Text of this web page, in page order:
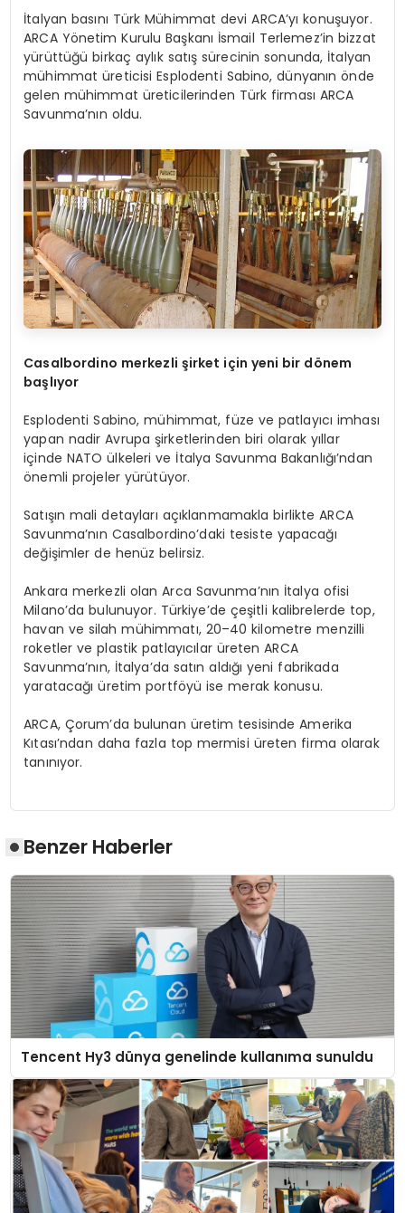
İtalyan basını Türk Mühimmat devi ARCA’yı konuşuyor.
ARCA Yönetim Kurulu Başkanı İsmail Terlemez’in bizzat
yürüttüğü birkaç aylık satış sürecinin sonunda, İtalyan
mühimmat üreticisi Esplodenti Sabino, dünyanın önde
gelen mühimmat üreticilerinden Türk firması ARCA
Savunma’nın oldu.
Casalbordino merkezli şirket için yeni bir dönem
başlıyor
Esplodenti Sabino, mühimmat, füze ve patlayıcı imhası
yapan nadir Avrupa şirketlerinden biri olarak yıllar
içinde NATO ülkeleri ve İtalya Savunma Bakanlığı’ndan
önemli projeler yürütüyor.
Satışın mali detayları açıklanmamakla birlikte ARCA
Savunma’nın Casalbordino’daki tesiste yapacağı
değişimler de henüz belirsiz.
Ankara merkezli olan Arca Savunma’nın İtalya ofisi
Milano’da bulunuyor. Türkiye’de çeşitli kalibrelerde top,
havan ve silah mühimmatı, 20–40 kilometre menzilli
roketler ve plastik patlayıcılar üreten ARCA
Savunma’nın, İtalya’da satın aldığı yeni fabrikada
yaratacağı üretim portföyü ise merak konusu.
ARCA, Çorum’da bulunan üretim tesisinde Amerika
Kıtası’ndan daha fazla top mermisi üreten firma olarak
tanınıyor.
Benzer Haberler
Tencent Hy3 dünya genelinde kullanıma sunuldu